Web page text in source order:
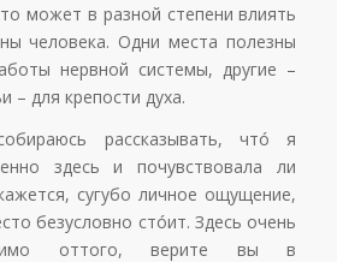
может в разной степени влиять
человека. Одни места полезны
нервной системы, другие –
– для крепости духа.
рассказывать, чтó я
здесь и почувствовала ли
сугубо личное ощущение,
безусловно стóит. Здесь очень
оттого, верите вы в